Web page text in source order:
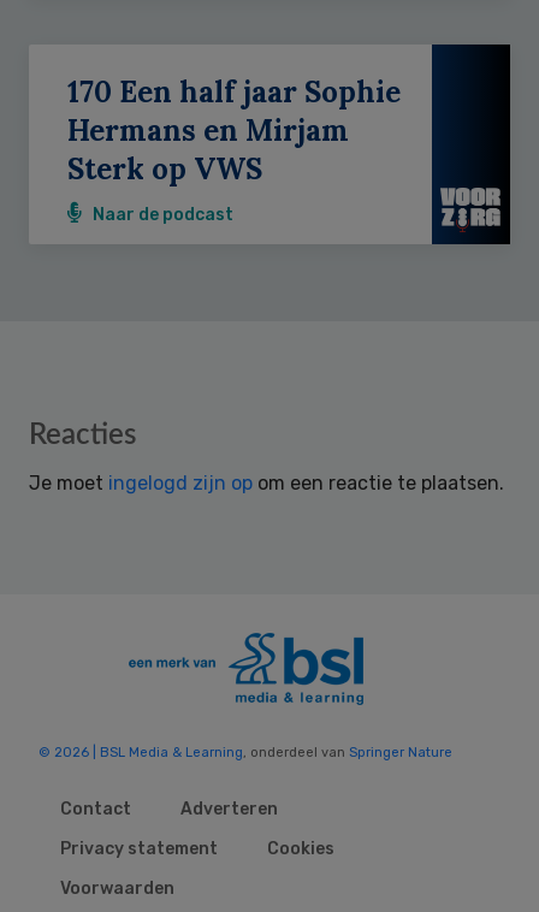
170 Een half jaar Sophie
Hermans en Mirjam
Sterk op VWS
Naar de podcast
Reader
Reacties
Je moet ingelogd zijn op om een reactie te plaatsen.
© 2026 | BSL Media & Learning, onderdeel van Springer Nature
Contact
Adverteren
Privacy statement
Cookies
Voorwaarden